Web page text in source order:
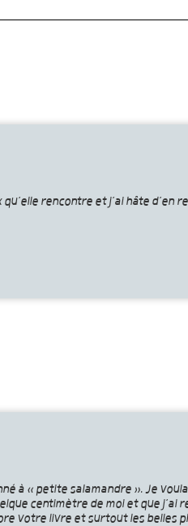
rencontre et j’ai hâte d’en
à « petite salamandre ». Je
centimètre de moi et que j’ai
votre livre et surtout les belles